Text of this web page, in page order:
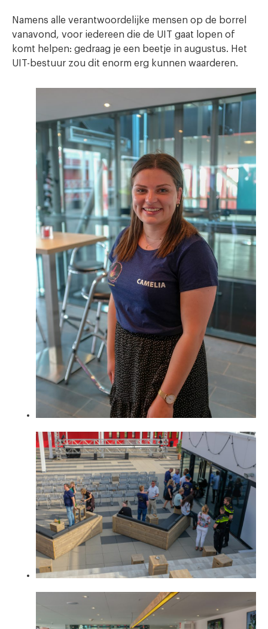
Namens alle verantwoordelijke mensen op de borrel
vanavond, voor iedereen die de UIT gaat lopen of
komt helpen: gedraag je een beetje in augustus. Het
UIT-bestuur zou dit enorm erg kunnen waarderen.